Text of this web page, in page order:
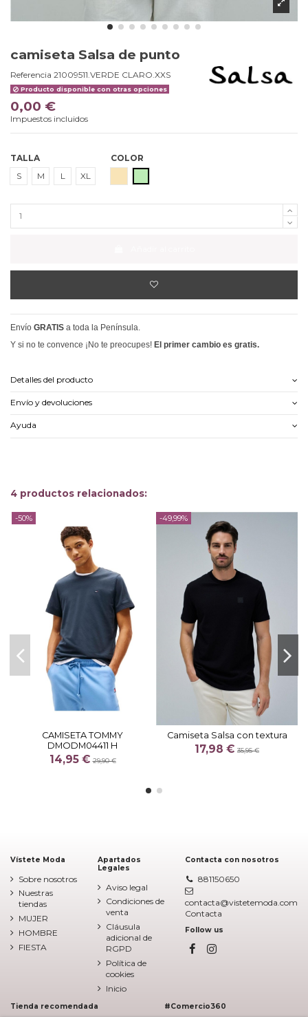
camiseta Salsa de punto
Referencia 21009511.VERDE CLARO.XXS
Producto disponible con otras opciones
0,00 €
Impuestos incluidos
TALLA
S
M L XL
COLOR
Envío GRATIS a toda la Península.
Y si no te convence ¡No te preocupes! El primer cambio es gratis.
Detalles del producto
Envío y devoluciones
Ayuda
4 productos relacionados:
-50%
CAMISETA TOMMY
DMODM04411 H
14,95 €29,90 €
-49,99%
Camiseta Salsa con textura
17,98 € 35,95 €
Vístete Moda
Sobre nosotros
Nuestras
tiendas
MUJER
HOMBRE
FIESTA
Apartados
Legales
Aviso legal
Condiciones de
venta
Cláusula
adicional de
RGPD
Política de
cookies
Inicio
Contacta con nosotros
881150650
contacta@vistetemoda.com
Contacta
Follow us
Tienda recomendada #Comercio360